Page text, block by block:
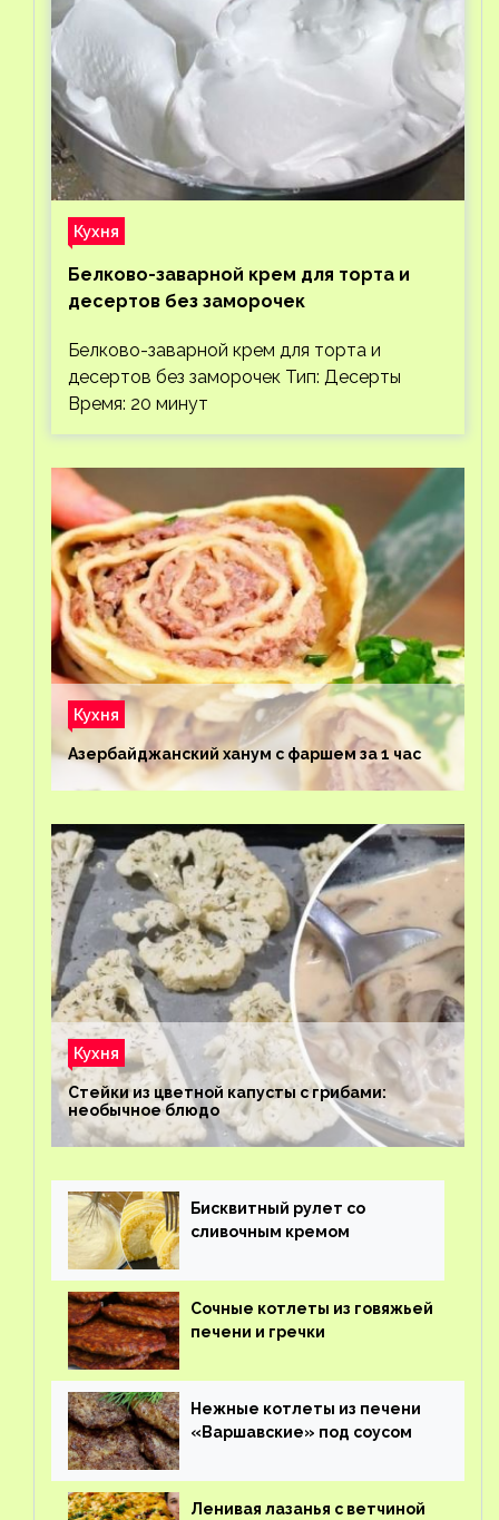
Кухня
Белково-заварной крем для торта и
десертов без заморочек
Белково-заварной крем для торта и
десертов без заморочек Тип: Десерты
Время: 20 минут
Кухня
Азербайджанский ханум с фаршем за 1 час
Кухня
Стейки из цветной капусты с грибами:
необычное блюдо
Бисквитный рулет со
сливочным кремом
Сочные котлеты из говяжьей
печени и гречки
Нежные котлеты из печени
«Варшавские» под соусом
Ленивая лазанья с ветчиной